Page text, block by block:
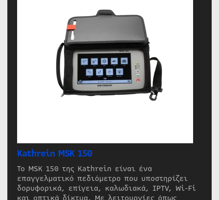
Kathrein MSK 150
Το MSK 150 της Kathrein είναι ένα
επαγγελματικό πεδιόμετρο που υποστηρίζει
δορυφορικά, επίγεια, καλωδιακά, IPTV, Wi-Fi